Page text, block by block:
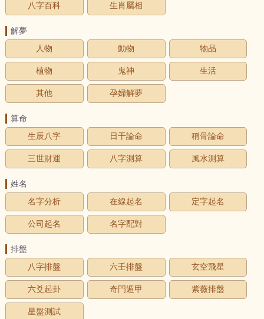
八字百科 生肖屬相
解夢
人物
動物 物品
植物 鬼神 生活
其他 孕婦解夢
算命
生辰八字
日干論命 稱骨論命
三世財運 八字測算 風水測算
姓名
名字分析
在線起名 定字起名
公司起名 名字配對
排盤
八字排盤
六壬排盤 玄空飛星
六爻起卦 奇門遁甲 紫薇排盤
星盤測試